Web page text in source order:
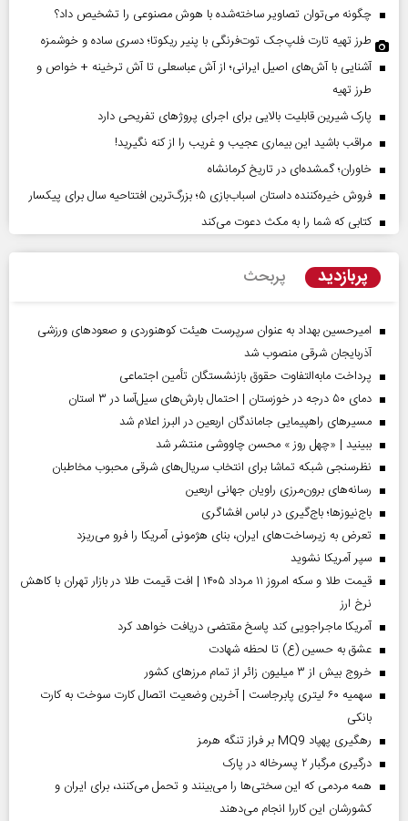
چگونه می‌توان تصاویر ساخته‌شده با هوش مصنوعی را تشخیص داد؟
طرز تهیه تارت فلپ‌جک توت‌فرنگی با پنیر ریکوتا؛ دسری ساده و خوشمزه
آشنایی با آش‌های اصیل ایرانی؛ از آش عباسعلی تا آش ترخینه + خواص و
طرز تهیه
پارک شیرین قابلیت‌ بالایی برای اجرای پروژهای تفریحی دارد
مراقب باشید این بیماری عجیب و غریب را از کنه نگیرید!
خاوران؛ گمشده‌ای در تاریخ کرمانشاه
فروش خیره‌کننده داستان اسباب‌بازی ۵؛ بزرگ‌ترین افتتاحیه سال برای پیکسار
کتابی که شما را به مکث دعوت می‌کند
پربازدید پربحث
امیرحسین بهداد به عنوان سرپرست هیئت کوهنوردی و صعودهای ورزشی
آذربایجان شرقی منصوب شد
پرداخت مابه‌التفاوت حقوق بازنشستگان تأمین اجتماعی
دمای ۵۰ درجه در خوزستان | احتمال بارش‌های سیل‌آسا در ۳ استان
مسیر‌های راهپیمایی جاماندگان اربعین در البرز اعلام شد
ببینید | «چهل روز » محسن چاووشی منتشر شد
نظرسنجی شبکه تماشا برای انتخاب سریال‌های شرقی محبوب مخاطبان
رسانه‌های برون‌مرزی راویان جهانی اربعین
باج‌نیوزها؛ باج‌گیری در لباس افشاگری
تعرض به زیرساخت‌های ایران، بنای هژمونی آمریکا را فرو می‌ریزد
سپر آمریکا نشوید
قیمت طلا و سکه امروز ۱۱ مرداد ۱۴۰۵ | افت قیمت طلا در بازار تهران با کاهش
نرخ ارز
آمریکا ماجراجویی کند پاسخ مقتضی دریافت خواهد کرد
عشق به حسین (ع) تا لحظه شهادت
خروج بیش از ۳ میلیون زائر از تمام مرز‌های کشور
سهمیه ۶۰ لیتری پابرجاست | آخرین وضعیت اتصال کارت سوخت به کارت
بانکی
رهگیری پهپاد MQ9 بر فراز تنگه هرمز
درگیری مرگبار ۲ پسرخاله در پارک
همه مردمی که این سختی‌ها را می‌بینند و تحمل می‌کنند، برای ایران و
کشورشان این کاررا انجام می‌دهند